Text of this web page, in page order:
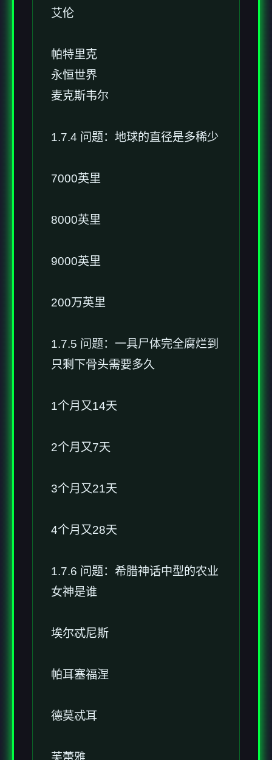
艾伦
帕特里克
永恒世界
麦克斯韦尔
1.7.4 问题：地球的直径是多稀少
7000英里
8000英里
9000英里
200万英里
1.7.5 问题：一具尸体完全腐烂到
只剩下骨头需要多久
1个月又14天
2个月又7天
3个月又21天
4个月又28天
1.7.6 问题：希腊神话中型的农业
女神是谁
埃尔忒尼斯
帕耳塞福涅
德莫忒耳